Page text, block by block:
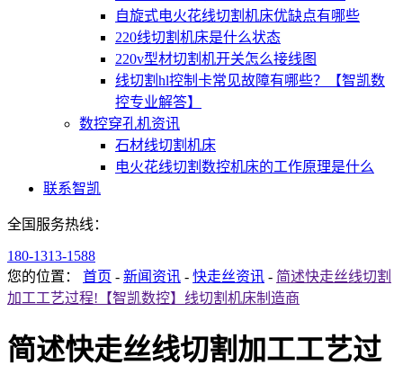
自旋式电火花线切割机床优缺点有哪些
220线切割机床是什么状态
220v型材切割机开关怎么接线图
线切割hl控制卡常见故障有哪些？【智凯数
控专业解答】
数控穿孔机资讯
石材线切割机床
电火花线切割数控机床的工作原理是什么
联系智凯
全国服务热线：
180-1313-1588
您的位置： 首页 - 新闻资讯 - 快走丝资讯 - 简述快走丝线切割
加工工艺过程!【智凯数控】线切割机床制造商
简述快走丝线切割加工工艺过